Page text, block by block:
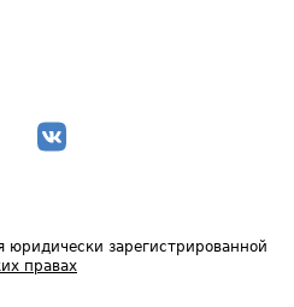
юридически зарегистрированной
правах